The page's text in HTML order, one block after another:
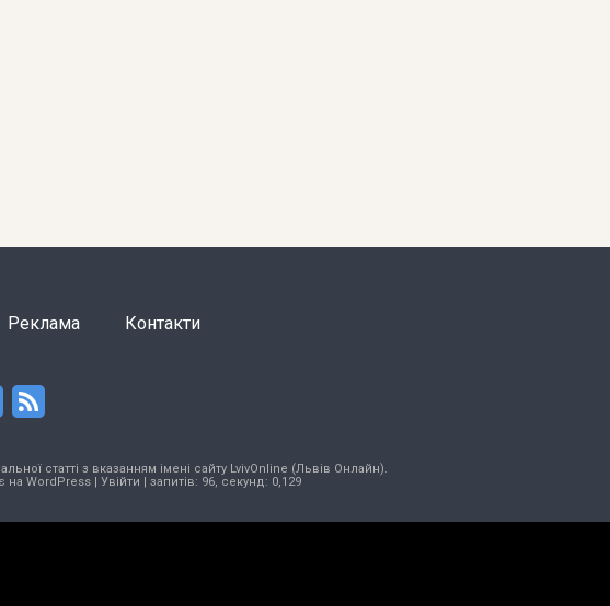
Реклама Контакти
статті з вказанням імені сайту LvivOnline (Львів Онлайн).
на WordPress| Увійти | запитів: 96, секунд: 0,129